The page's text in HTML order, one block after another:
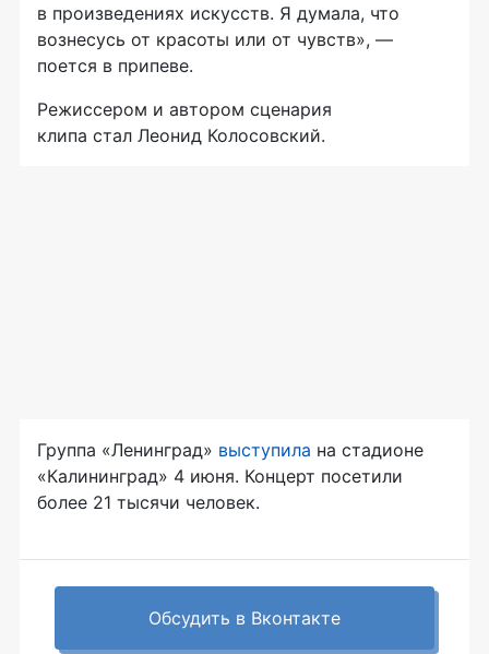
в произведениях искусств. Я думала, что
вознесусь от красоты или от чувств», —
поется в припеве.
Режиссером и автором сценария
клипа стал Леонид Колосовский.
Группа «Ленинград» выступила на стадионе
«Калининград» 4 июня. Концерт посетили
более 21 тысячи человек.
Обсудить в Вконтакте